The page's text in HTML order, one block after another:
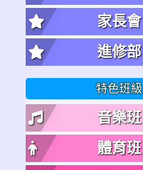
家長會
進修部
特色班級
音樂班
體育班